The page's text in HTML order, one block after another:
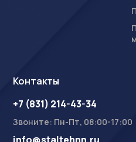
Контакты
+7 (831) 214-43-34
Звоните: Пн-Пт, 08:00-17:00
info@staltehnn.ru